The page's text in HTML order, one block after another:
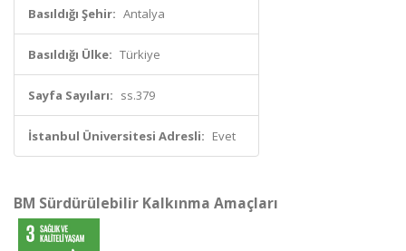
Basıldığı Şehir: Antalya
Basıldığı Ülke: Türkiye
Sayfa Sayıları: ss.379
İstanbul Üniversitesi Adresli: Evet
BM Sürdürülebilir Kalkınma Amaçları